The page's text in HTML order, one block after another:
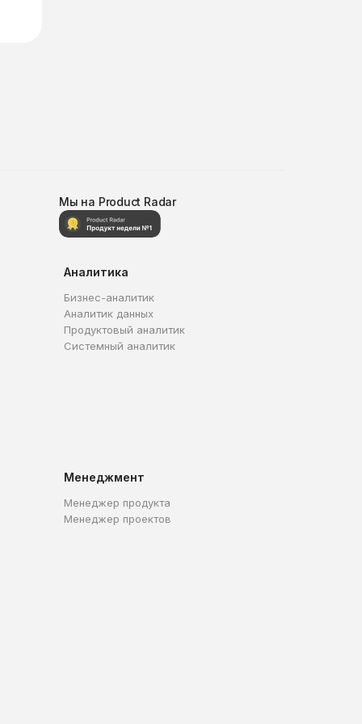
Мы на Product Radar
Аналитика
Бизнес-аналитик
Аналитик данных
Продуктовый аналитик
Системный аналитик
Менеджмент
Менеджер продукта
Менеджер проектов